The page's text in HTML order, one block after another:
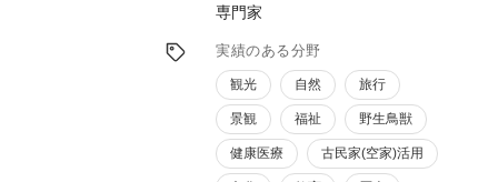
専門家
実績のある分野
観光 自然 旅行
景観 福祉 野生鳥獣
健康医療 古民家(空家)活用